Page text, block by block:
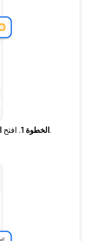
الخطوة 1 . افتح .